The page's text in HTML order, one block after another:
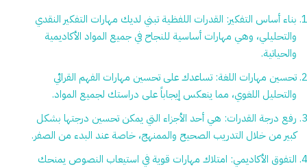
بناء أساس التفكير: القدرات اللفظية تبني لديك مهارات التفكير النقدي
والتحليلي، وهي مهارات أساسية للنجاح في جميع المواد الأكاديمية
والحياتية.
تحسين مهارات اللغة: تساعدك على تحسين مهارات الفهم القرائي
والتحليل اللغوي، مما ينعكس إيجاباً على دراستك لجميع المواد.
رفع درجة القدرات: هي أحد الأجزاء التي يمكن تحسين درجتها بشكل
كبير من خلال التدريب الصحيح والممنهج، خاصة عند البدء من الصفر.
التفوق الأكاديمي: امتلاك مهارات قوية في استيعاب النصوص يمنحك